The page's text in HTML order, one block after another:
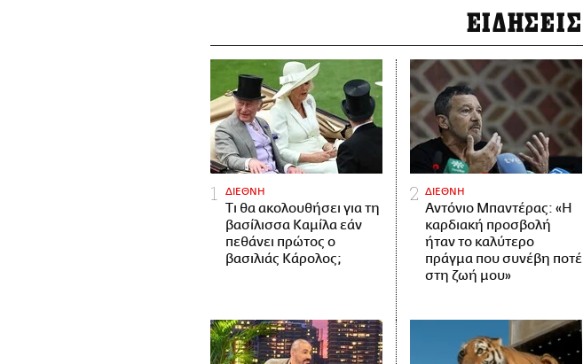
ΕΙΔΗΣΕΙΣ
ΔΙΕΘΝΗ
Τι θα ακολουθήσει για τη
βασίλισσα Καμίλα εάν
πεθάνει πρώτος ο
βασιλιάς Κάρολος;
ΔΙΕΘΝΗ
Αντόνιο Μπαντέρας: «Η
καρδιακή προσβολή
ήταν το καλύτερο
πράγμα που συνέβη ποτέ
στη ζωή μου»